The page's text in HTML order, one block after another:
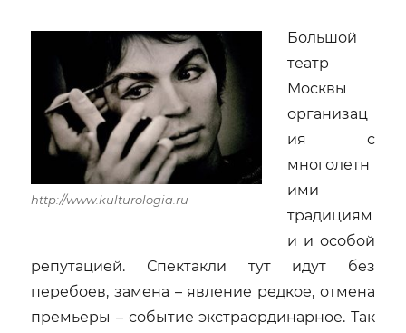
http://www.kulturologia.ru
Большой
театр
Москвы
организац
ия с
многолетн
ими
традициям
и и особой
репутацией. Спектакли тут идут без
перебоев, замена – явление редкое, отмена
премьеры – событие экстраординарное. Так